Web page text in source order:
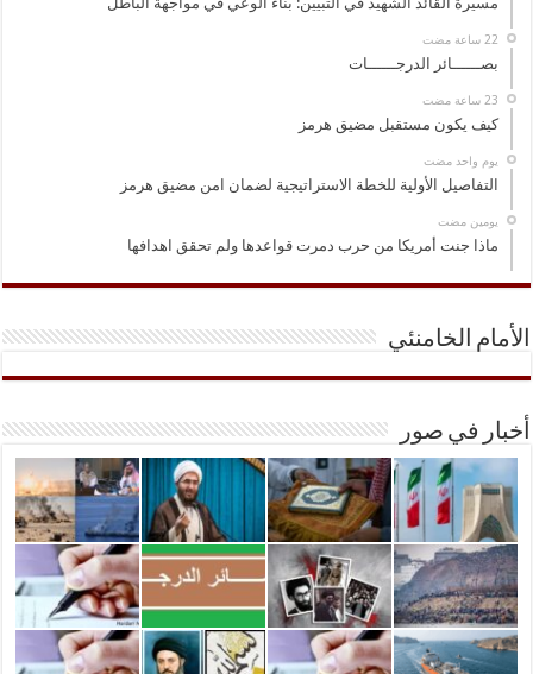
بصــــــائر الدرجــــــات
كيف يكون مستقبل مضيق هرمز
‏يوم واحد مضت
التفاصيل الأولية للخطة الاستراتيجية لضمان امن مضيق هرمز
‏يومين مضت
ماذا جنت أمريكا من حرب دمرت قواعدها ولم تحقق اهدافها
الأمام الخامنئي
أخبار في صور